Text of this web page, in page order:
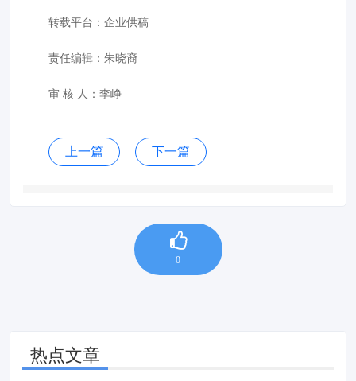
转载平台：企业供稿
责任编辑：朱晓裔
审 核 人：李峥
上一篇 下一篇
0
热点文章